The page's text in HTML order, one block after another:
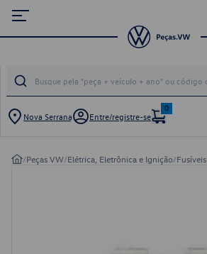
Nova Serrana Entre/registre-se
0
/Peças VW/Elétrica, Eletrônica e Ignição/Fusíveis